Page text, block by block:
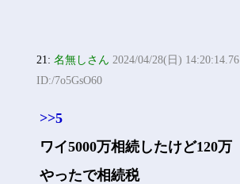
21:名無しさん 2024/04/28(日) 14:20:14.76
ID:/7o5GsO60
>>5
ワイ5000万相続したけど120万
やったで相続税